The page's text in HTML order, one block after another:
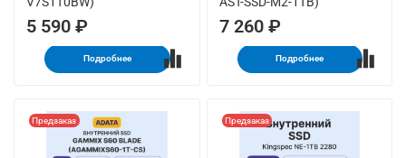
5 590 ₽
Подробнее
7 260 ₽
Подробнее
Предзаказ Предзаказ